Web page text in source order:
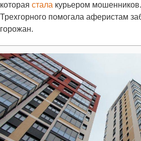
которая стала курьером
Трехгорного помогала аферистам
горожан.